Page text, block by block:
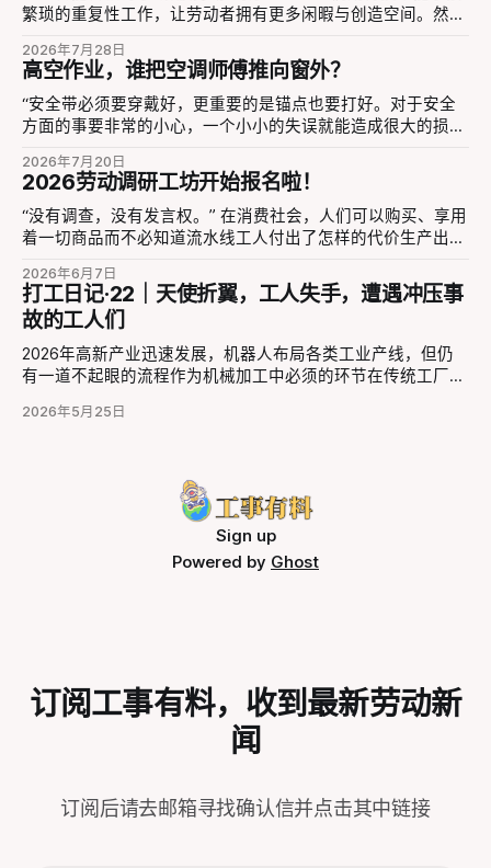
繁琐的重复性工作，让劳动者拥有更多闲暇与创造空间。然而
57期总结道“AI技术的发展给部分劳动者带来了工作效率的提
升，但同时也增加了他们的工作量，甚至导致一些岗位被取
代。”2026年5月10日，英伟达CEO黄仁勋在美国一所高校中
说到“AI很可能不会取代你，但比你更会使用AI的人，可能会取
替蓝领工人，或者是纺织工砸毁织布机，把劳动者和他们的技
能放在一个无助的被动位置上。而这种叙事和情绪进入劳动场
所，在AI模型可以成功代替劳动之前，它本身已经成为管理者
压迫劳动者的工具。同时，这样的叙事也忽略了AI模型的应用
应、判断，并非“代替”一个词可以笼统地替代。日新月异的技
术革新并未自动转化为劳动者的福祉，反而在管理权力扩张、
劳动规训强化与技能价值稀释三个维度上，重塑了白领群体的
工作生态。 一、管理边界的扩张：AI成为权力延伸的工具 在
劳动者反映的工作环境中，不少见到管理
2026年7月28日
高空作业，谁把空调师傅推向窗外？
“安全带必须要穿戴好，更重要的是锚点也要打好。对于安全
方面的事要非常的小心，一个小小的失误就能造成很大的损
险，危险无处不在啊。” 2026年6月16日，空调师傅“千金顶一
家”在抖音发布了自己的经历。他不久前在三楼拆空调过程中
不慎坠落，造成重伤——住院、手术、两个月在家康复，千师
傅依然感到后怕。他详细回忆事故：当天连续拆卸多台空调，
脆弱，安全措施也没做到位。他只是下意识拆掉了两颗螺丝，
随即外机晃动，整个人被甩下三楼。这一切，都是在多个疏忽
和疲劳的堆叠中发生的。 现在，千师傅还躺在病床上，经历
漫长的康复之路。他的视频也引起了很多空调师傅的共鸣。在
这些经验丰富的师傅口中，我们看到的不是对高空作业的游刃
有余或艺高人胆大，而是普遍的“后怕”、“担心”与“痛心”。 无
法完全消除风险的工作 “我有些时候修空调一点细节没到位，
怂了，我都修家电8、9年了。
2026年7月20日
2026劳动调研工坊开始报名啦！
“没有调查，没有发言权。” 在消费社会，人们可以购买、享用
着一切商品而不必知道流水线工人付出了怎样的代价生产出来
被压缩到极致的生活。人确实可以毫无好奇心、视而不见的活
着，但同时也会错过对社会运作的深度理解的机会，以及失掉
去建立更广泛的连接的可能。 你可能已经厌倦了键盘侠们的
骂战，或者由算法和社交媒体形成的信息茧房、同温层、回音
壁……而在学院里，现有的知识生产惯于研究抽象的问题，而
劳动过程中到底发生了什么，才能理解那些令人疲倦和窒息的
劳动者，无论他们是制造业工人、平台零工、农民、白领、自
由职业者……说是调研，无非是去提问，去交谈，去倾听他们
的故事，了解他们的希望与困境。人类与AI的不同之处也就在
于我们能真的理解他者，看见彼此，共情对方，结成联盟。一
切的改变都首先来自于了解现实，问题藏于其中，解放的潜力
2026年6月7日
打工日记·22｜天使折翼，工人失手，遭遇冲压事
故的工人们
2026年高新产业迅速发展，机器人布局各类工业产线，但仍
有一道不起眼的流程作为机械加工中必须的环节在传统工厂存
都离不开冲压。 自动化不断发展的今天除了无人工厂外，仍
作被夺去双手，工伤致残的他们一边饱受病痛折磨，一边担忧
着后续的权益保障。受伤在前，保障在后，断手工人丧失劳动
能力之后究竟又要何去何从？ 一、冲压之殇，是什么造成了
施加外力，使其产生塑性变形或分离，从而获得所需形状和尺
冲压机带动冲压连杆一旦启动，数百上千吨的压力必须落下
——中途谁也拦不住，因此无论冲压机落是否正常落下，只要
2026年5月25日
Sign up
Powered by Ghost
订阅工事有料，收到最新劳动新
闻
订阅后请去邮箱寻找确认信并点击其中链接